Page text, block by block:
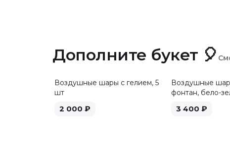
Дополните букет 🎈
Воздушные шары с гелием, 5
шт
2 000 ₽
Воздушные
фонтан, бело-
3 400 ₽